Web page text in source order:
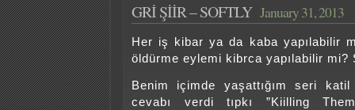
GRİ ŞİİR – SOFTLY January 31, 2013
Her iş kibar ya da kaba yapılabilir
öldürme eylemi kibrca yapılabilir mi?
Benim içimde yaşattığım seri
cevabı verdi tıpkı ”Kiilling